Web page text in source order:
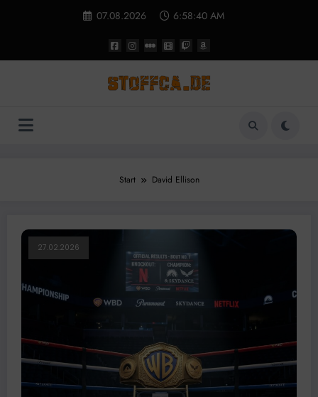
07.08.2026 6:58:41 AM
Start David Ellison
27.02.2026